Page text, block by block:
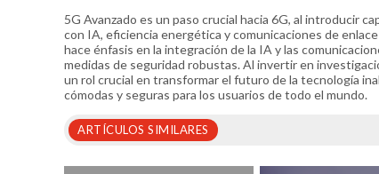
5G Avanzado es un paso crucial hacia 6G, al introducir
con IA, eficiencia energética y comunicaciones de
hace énfasis en la integración de la IA y las
medidas de seguridad robustas. Al invertir en
un rol crucial en transformar el futuro de la tecnología
cómodas y seguras para los usuarios de todo el mundo.
ARTÍCULOS SIMILARES